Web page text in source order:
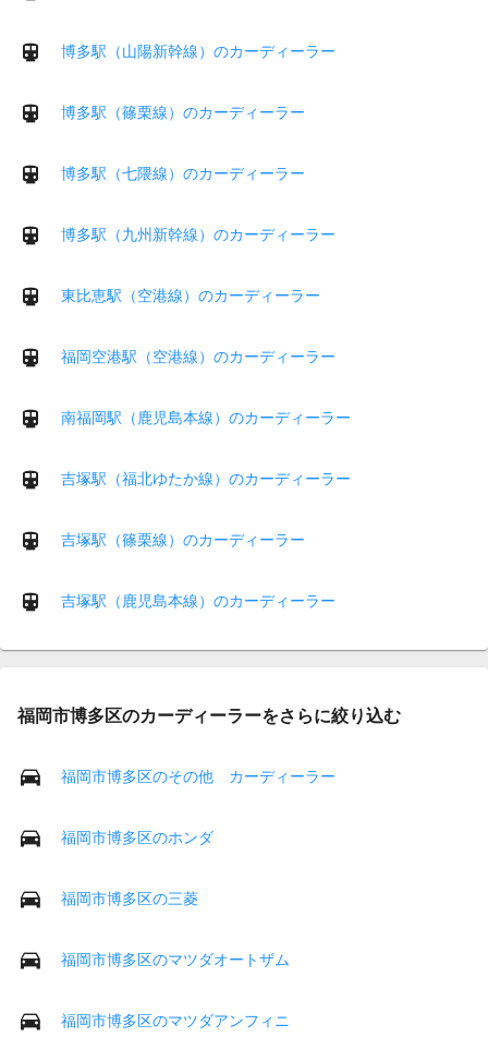
博多駅（山陽新幹線）のカーディーラー
博多駅（篠栗線）のカーディーラー
博多駅（七隈線）のカーディーラー
博多駅（九州新幹線）のカーディーラー
東比恵駅（空港線）のカーディーラー
福岡空港駅（空港線）のカーディーラー
南福岡駅（鹿児島本線）のカーディーラー
吉塚駅（福北ゆたか線）のカーディーラー
吉塚駅（篠栗線）のカーディーラー
吉塚駅（鹿児島本線）のカーディーラー
福岡市博多区のカーディーラーをさらに絞り込む
福岡市博多区のその他 カーディーラー
福岡市博多区のホンダ
福岡市博多区の三菱
福岡市博多区のマツダオートザム
福岡市博多区のマツダアンフィニ